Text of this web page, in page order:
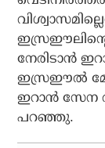
നേരിടാന്‍
ഇസ്രഈല്‍
ഇറാന്‍ സേന
പറഞ്ഞു.